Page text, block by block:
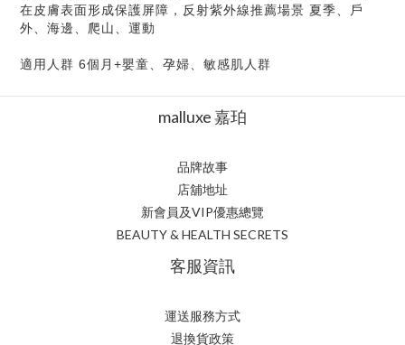
在皮膚表面形成保護屏障，反射紫外線推薦場景 夏季、戶
外、海邊、爬山、運動
適用人群 6個月+嬰童、孕婦、敏感肌人群
malluxe 嘉珀
品牌故事
店舖地址
新會員及VIP優惠總覽
BEAUTY & HEALTH SECRETS
客服資訊
運送服務方式
退換貨政策